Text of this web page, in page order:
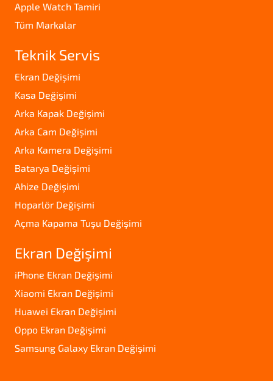
Apple Watch Tamiri
Tüm Markalar
Teknik Servis
Ekran Değişimi
Kasa Değişimi
Arka Kapak Değişimi
Arka Cam Değişimi
Arka Kamera Değişimi
Batarya Değişimi
Ahize Değişimi
Hoparlör Değişimi
Açma Kapama Tuşu Değişimi
Ekran Değişimi
iPhone Ekran Değişimi
Xiaomi Ekran Değişimi
Huawei Ekran Değişimi
Oppo Ekran Değişimi
Samsung Galaxy Ekran Değişimi